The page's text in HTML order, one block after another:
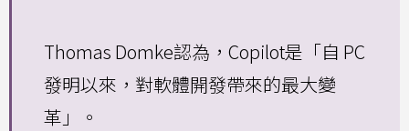
Thomas Domke認為，Copilot是「自 PC
發明以來，對軟體開發帶來的最大變
革」。